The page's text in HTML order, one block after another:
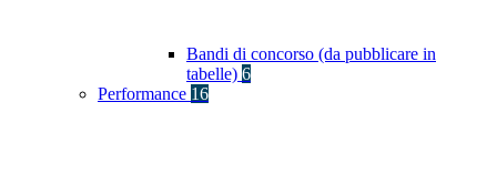
Bandi di concorso (da pubblicare in
tabelle) 6
Performance 16